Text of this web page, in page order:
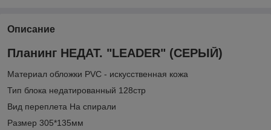
Описание
Планинг НЕДАТ. "LEADER" (СЕРЫЙ)
Материал обложки PVC - искусственная кожа
Тип блока недатированный 128стр
Вид переплета На спирали
Размер 305*135мм